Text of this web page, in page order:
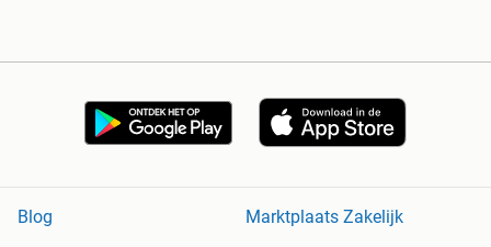
Blog
Marktplaats Zakelijk